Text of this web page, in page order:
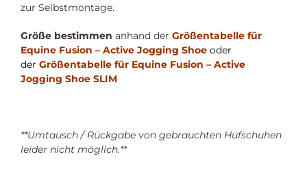
zur Selbstmontage.
Größe bestimmen anhand der Größentabelle für
Equine Fusion – Active Jogging Shoe oder
der Größentabelle für Equine Fusion – Active
Jogging Shoe SLIM
**Umtausch / Rückgabe von gebrauchten Hufschuhen
leider nicht möglich.**